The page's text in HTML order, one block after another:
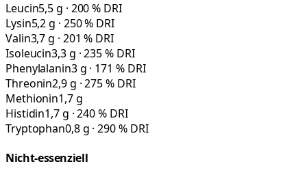
Leucin5,5 g · 200 % DRI
Lysin5,2 g · 250 % DRI
Valin3,7 g · 201 % DRI
Isoleucin3,3 g · 235 % DRI
Phenylalanin3 g · 171 % DRI
Threonin2,9 g · 275 % DRI
Methionin1,7 g
Histidin1,7 g · 240 % DRI
Tryptophan0,8 g · 290 % DRI
Nicht-essenziell